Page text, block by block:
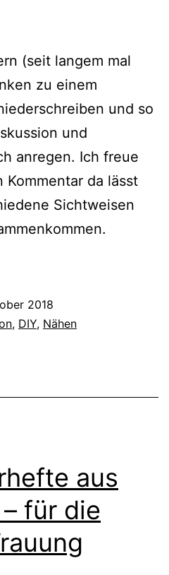
(seit langem mal
zu einem
und so
und
anregen. Ich freue
da lässt
Sichtweisen
2018
, DIY, Nähen
aus
für die